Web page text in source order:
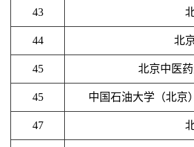
43
44 北
45 北京中医药
45 中国石油大学（北京
47